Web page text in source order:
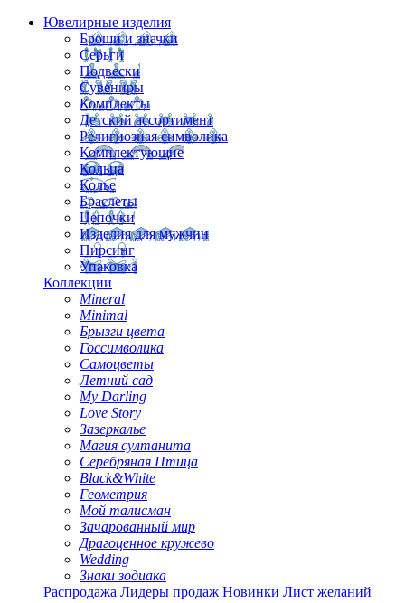
Ювелирные изделия
Броши и значки
Серьги
Подвески
Сувениры
Комплекты
Детский ассортимент
Религиозная символика
Комплектующие
Кольца
Колье
Браслеты
Цепочки
Изделия для мужчин
Пирсинг
Упаковка
Коллекции
Mineral
Minimal
Брызги цвета
Госсимволика
Самоцветы
Летний сад
My Darling
Love Story
Зазеркалье
Магия султанита
Серебряная Птица
Black&White
Геометрия
Мой талисман
Зачарованный мир
Драгоценное кружево
Wedding
Знаки зодиака
Распродажа Лидеры продаж Новинки Лист желаний